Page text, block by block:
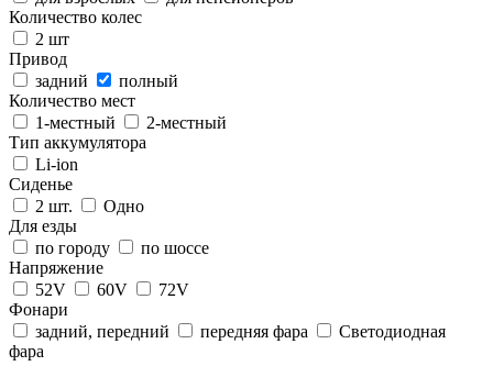
Количество колес
2 шт
Привод
задний
полный
Количество мест
1-местный
2-местный
Тип аккумулятора
Li-ion
Сиденье
2 шт.
Одно
Для езды
по городу
по шоссе
Напряжение
52V
60V
72V
Фонари
задний, передний
передняя фара
Светодиодная
фара